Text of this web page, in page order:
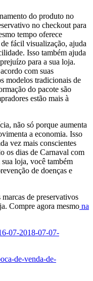
do produto no
no checkout para
tempo oferece
fácil visualização, ajuda
Isso também ajuda
para a sua loja.
com suas
modelos tradicionais de
do pacote são
estão mais à
não só porque aumenta
a economia. Isso
vez mais conscientes
os dias de Carnaval com
loja, você também
de doenças e
de preservativos
Compre agora mesmo na
07-2018-07-07-
de-venda-de-